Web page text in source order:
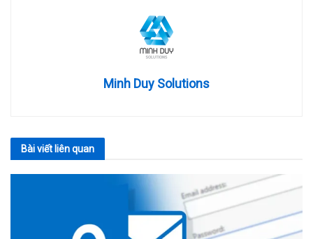
Minh Duy Solutions
Bài viết liên quan